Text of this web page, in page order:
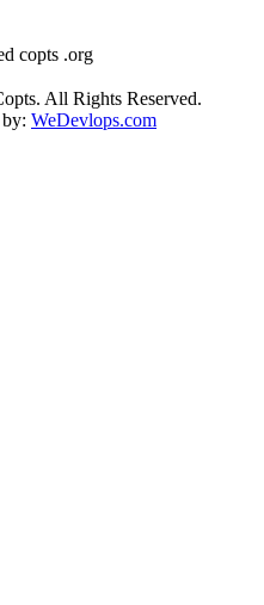
copts .org
All Rights Reserved.
WeDevlops.com